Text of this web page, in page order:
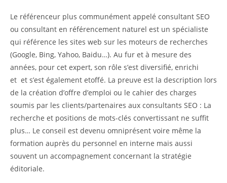
Le référenceur plus communément appelé consultant SEO
ou consultant en référencement naturel est un spécialiste
qui référence les sites web sur les moteurs de recherches
(Google, Bing, Yahoo, Baidu…). Au fur et à mesure des
années, pour cet expert, son rôle s’est diversifié, enrichi
et et s’est également etoffé. La preuve est la description lors
de la création d’offre d’emploi ou le cahier des charges
soumis par les clients/partenaires aux consultants SEO : La
recherche et positions de mots-clés convertissant ne suffit
plus… Le conseil est devenu omniprésent voire même la
formation auprès du personnel en interne mais aussi
souvent un accompagnement concernant la stratégie
éditoriale.